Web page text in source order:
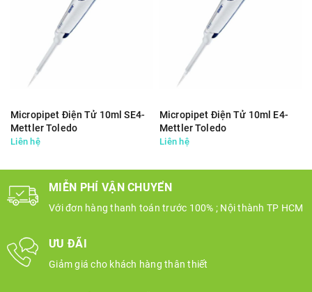
Micropipet Điện Tử 10ml SE4-
Mettler Toledo
Liên hệ
Micropipet Điện Tử 10ml E4-
Mettler Toledo
Liên hệ
MIỄN PHÍ VẬN CHUYỂN
Với đơn hàng thanh toán trước 100% ; Nội thành TP HCM
ƯU ĐÃI
Giảm giá cho khách hàng thân thiết